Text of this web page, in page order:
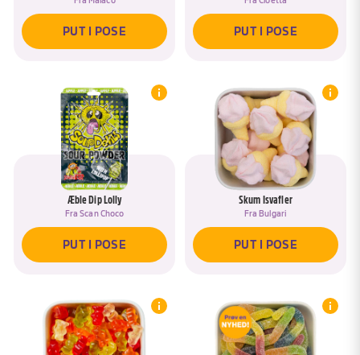
PUT I POSE PUT I POSE
Æble Dip Lolly
FraScan Choco
PUT I POSE
Skum Isvafler
Fra Bulgari
PUT I POSE